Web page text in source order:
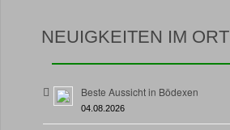
NEUIGKEITEN IM ORT
Beste Aussicht in Bödexen
04.08.2026